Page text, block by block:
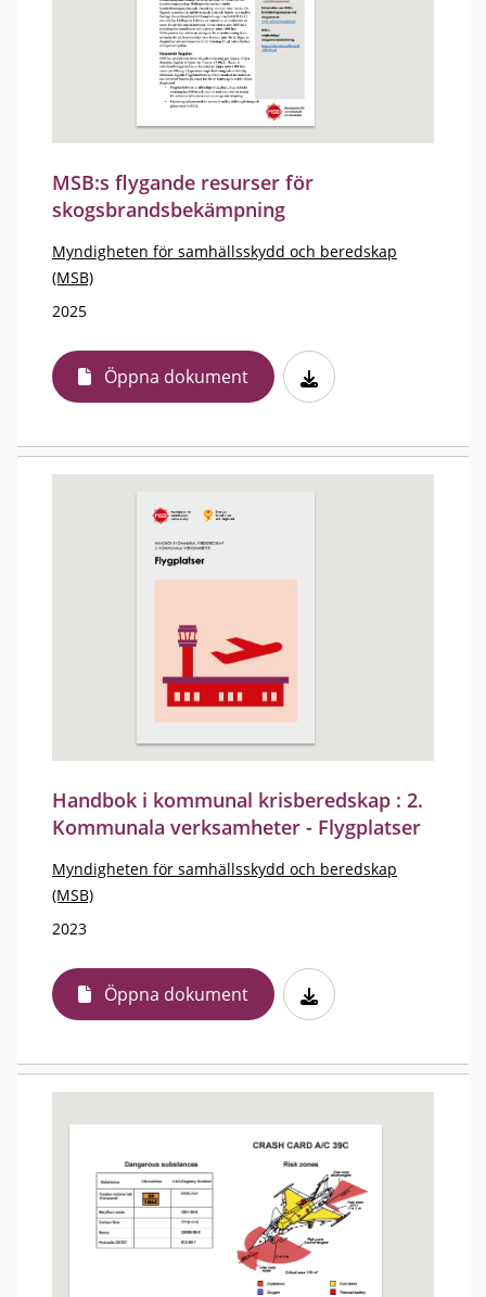
MSB:s flygande resurser för
skogsbrandsbekämpning
Myndigheten för samhällsskydd och beredskap
(MSB)
2025
Öppna dokument
Handbok i kommunal krisberedskap : 2.
Kommunala verksamheter - Flygplatser
Myndigheten för samhällsskydd och beredskap
(MSB)
2023
Öppna dokument